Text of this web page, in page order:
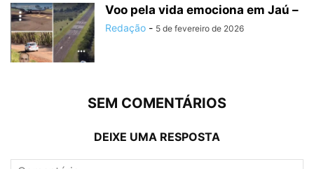
Voo pela vida emociona em Jaú –
Redação - 5 de fevereiro de 2026
SEM COMENTÁRIOS
DEIXE UMA RESPOSTA